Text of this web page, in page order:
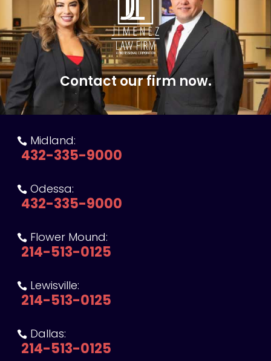
Contact our firm now.
 Midland:
432-335-9000
 Odessa:
432-335-9000
 Flower Mound:
214-513-0125
 Lewisville:
214-513-0125
 Dallas:
214-513-0125